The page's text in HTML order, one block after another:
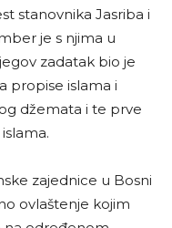
stanovnika Jasriba i
je s njima u
zadatak bio je
propise islama i
džemata i te prve
zajednice u Bosni
ovlaštenje kojim